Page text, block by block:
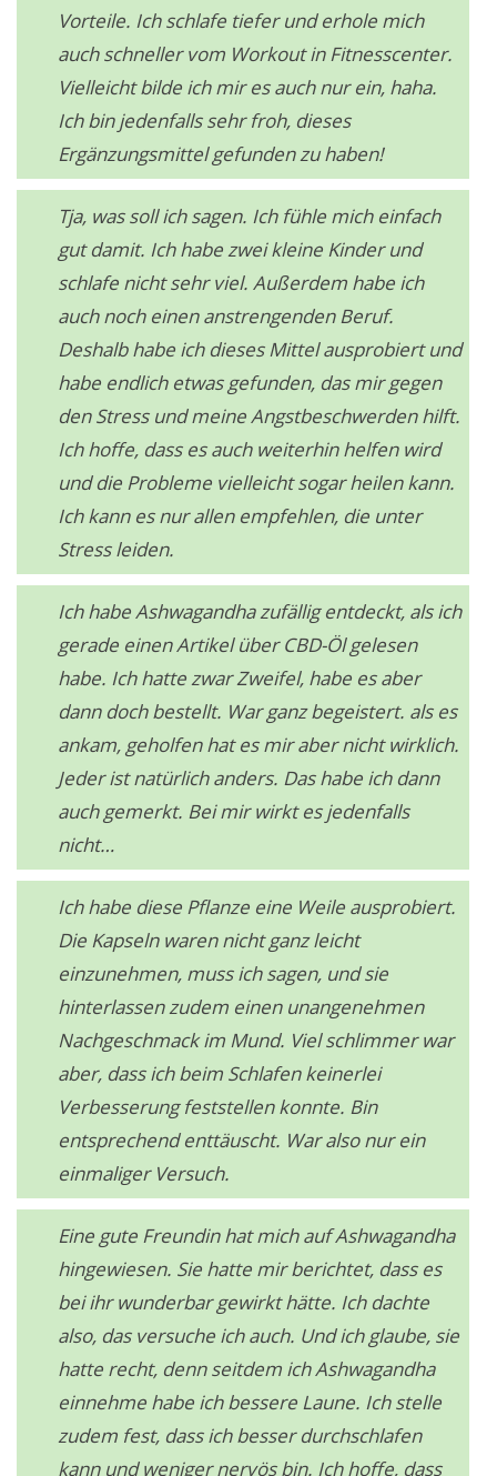
Vorteile. Ich schlafe tiefer und erhole mich
auch schneller vom Workout in Fitnesscenter.
Vielleicht bilde ich mir es auch nur ein, haha.
Ich bin jedenfalls sehr froh, dieses
Ergänzungsmittel gefunden zu haben!
Tja, was soll ich sagen. Ich fühle mich einfach
gut damit. Ich habe zwei kleine Kinder und
schlafe nicht sehr viel. Außerdem habe ich
auch noch einen anstrengenden Beruf.
Deshalb habe ich dieses Mittel ausprobiert und
habe endlich etwas gefunden, das mir gegen
den Stress und meine Angstbeschwerden hilft.
Ich hoffe, dass es auch weiterhin helfen wird
und die Probleme vielleicht sogar heilen kann.
Ich kann es nur allen empfehlen, die unter
Stress leiden.
Ich habe Ashwagandha zufällig entdeckt, als ich
gerade einen Artikel über CBD-Öl gelesen
habe. Ich hatte zwar Zweifel, habe es aber
dann doch bestellt. War ganz begeistert. als es
ankam, geholfen hat es mir aber nicht wirklich.
Jeder ist natürlich anders. Das habe ich dann
auch gemerkt. Bei mir wirkt es jedenfalls
nicht…
Ich habe diese Pflanze eine Weile ausprobiert.
Die Kapseln waren nicht ganz leicht
einzunehmen, muss ich sagen, und sie
hinterlassen zudem einen unangenehmen
Nachgeschmack im Mund. Viel schlimmer war
aber, dass ich beim Schlafen keinerlei
Verbesserung feststellen konnte. Bin
entsprechend enttäuscht. War also nur ein
einmaliger Versuch.
Eine gute Freundin hat mich auf Ashwagandha
hingewiesen. Sie hatte mir berichtet, dass es
bei ihr wunderbar gewirkt hätte. Ich dachte
also, das versuche ich auch. Und ich glaube, sie
hatte recht, denn seitdem ich Ashwagandha
einnehme habe ich bessere Laune. Ich stelle
zudem fest, dass ich besser durchschlafen
kann und weniger nervös bin. Ich hoffe, dass